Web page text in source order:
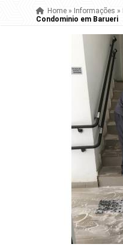
Home» Informações »
Condominio em Barueri